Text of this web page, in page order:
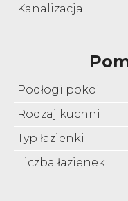
Kanalizacja
Podłogi pokoi
Rodzaj kuchni
Typ łazienki
Liczba łazienek